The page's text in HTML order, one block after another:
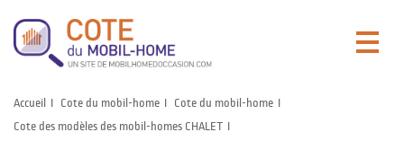
Accueil Cote du mobil-home
Cote du mobil-home
Cote des modèles des mobil-homes CHALET